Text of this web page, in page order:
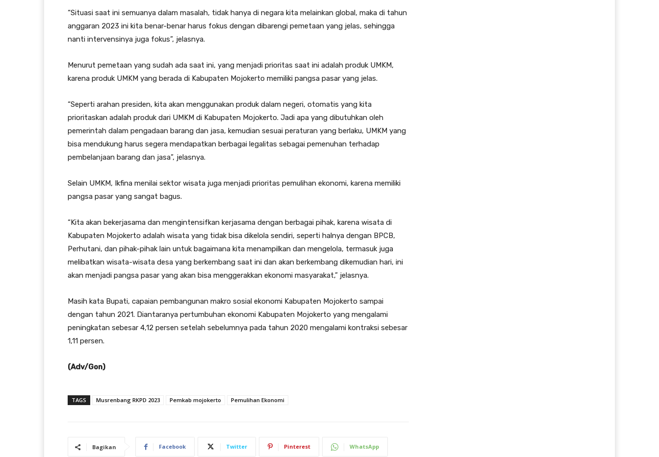
“Situasi saat ini semuanya dalam masalah, tidak hanya di negara kita melainkan global, maka di tahun
anggaran 2023 ini kita benar-benar harus fokus dengan dibarengi pemetaan yang jelas, sehingga
nanti intervensinya juga fokus”, jelasnya.
Menurut pemetaan yang sudah ada saat ini, yang menjadi prioritas saat ini adalah produk UMKM,
karena produk UMKM yang berada di Kabupaten Mojokerto memiliki pangsa pasar yang jelas.
“Seperti arahan presiden, kita akan menggunakan produk dalam negeri, otomatis yang kita
prioritaskan adalah produk dari UMKM di Kabupaten Mojokerto. Jadi apa yang dibutuhkan oleh
pemerintah dalam pengadaan barang dan jasa, kemudian sesuai peraturan yang berlaku, UMKM yang
bisa mendukung harus segera mendapatkan berbagai legalitas sebagai pemenuhan terhadap
pembelanjaan barang dan jasa”, jelasnya.
Selain UMKM, Ikfina menilai sektor wisata juga menjadi prioritas pemulihan ekonomi, karena memiliki
pangsa pasar yang sangat bagus.
“Kita akan bekerjasama dan mengintensifkan kerjasama dengan berbagai pihak, karena wisata di
Kabupaten Mojokerto adalah wisata yang tidak bisa dikelola sendiri, seperti halnya dengan BPCB,
Perhutani, dan pihak-pihak lain untuk bagaimana kita menampilkan dan mengelola, termasuk juga
melibatkan wisata-wisata desa yang berkembang saat ini dan akan berkembang dikemudian hari, ini
akan menjadi pangsa pasar yang akan bisa menggerakkan ekonomi masyarakat,” jelasnya.
Masih kata Bupati, capaian pembangunan makro sosial ekonomi Kabupaten Mojokerto sampai
dengan tahun 2021. Diantaranya pertumbuhan ekonomi Kabupaten Mojokerto yang mengalami
peningkatan sebesar 4,12 persen setelah sebelumnya pada tahun 2020 mengalami kontraksi sebesar
1,11 persen.
(Adv/Gon)
TAGS Musrenbang RKPD 2023 Pemkab mojokerto Pemulihan Ekonomi
Bagikan Facebook Twitter Pinterest WhatsApp